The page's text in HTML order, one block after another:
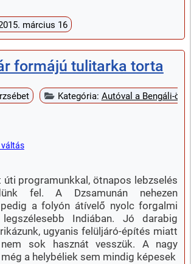
március 16
formájú tulitarka torta
Kategória: Autóval a Bengáli-
váltás
úti programunkkal, ötnapos lebzselés
fel. A Dzsamunán nehezen
a folyón átívelő nyolc forgalmi
Indiában. Jó darabig
ugyanis felüljáró-építés miatt
nem sok hasznát vesszük. A nagy
a helybéliek sem mindig képesek